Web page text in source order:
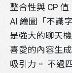
整合性與 CP
AI 繪圖「不識
是強大的聊天
喜愛的內容生
吸引力。 不過